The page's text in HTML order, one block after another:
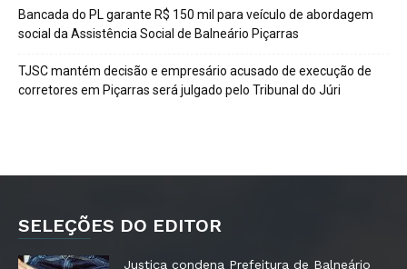
Bancada do PL garante R$ 150 mil para veículo de abordagem
social da Assistência Social de Balneário Piçarras
TJSC mantém decisão e empresário acusado de execução de
corretores em Piçarras será julgado pelo Tribunal do Júri
SELEÇÕES DO EDITOR
Justiça condena Prefeitura de Balneário